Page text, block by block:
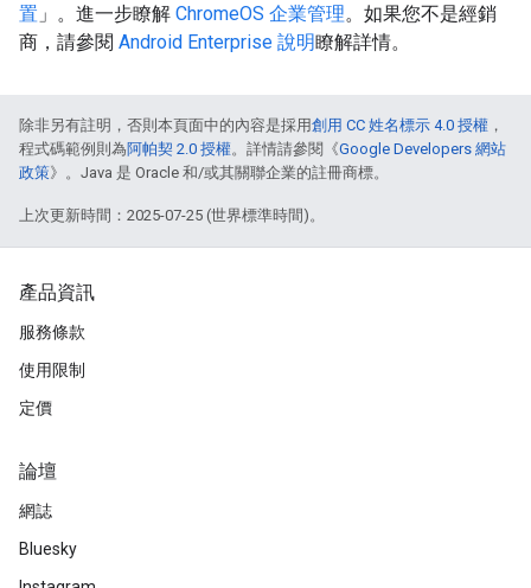
置 」。進一步瞭解 ChromeOS 企業管理。如果您不是經銷
商，請參閱 Android Enterprise 說明瞭解詳情。
除非另有註明，否則本頁面中的內容是採用創用 CC 姓名標示 4.0 授權 ，
程式碼範例則為阿帕契 2.0 授權。詳情請參閱《Google Developers 網站
政策》。Java 是 Oracle 和/或其關聯企業的註冊商標。
上次更新時間：2025-07-25 (世界標準時間)。
產品資訊
服務條款
使用限制
定價
論壇
網誌
Bluesky